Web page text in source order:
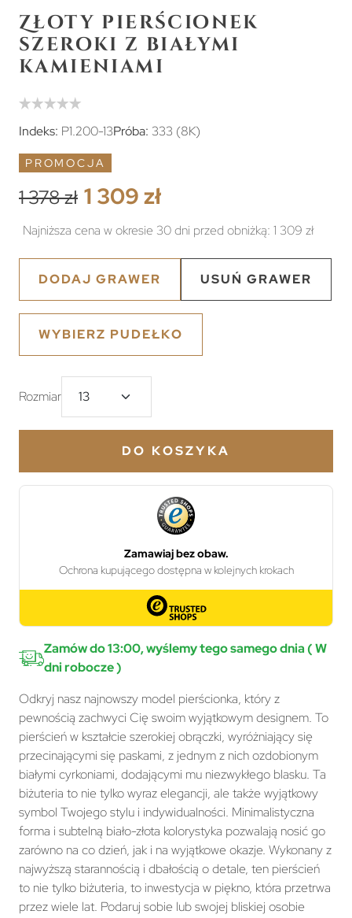
Złoty pierścionek
szeroki z białymi
kamieniami
Indeks: P1.200-13Próba: 333 (8K)
PROMOCJA
1 378 zł 1 309 zł
Najniższa cena w okresie 30 dni przed obniżką: 1 309 zł
DODAJ GRAWER USUŃ GRAWER
WYBIERZ PUDEŁKO
Rozmiar
DO KOSZYKA
Zamów do 13:00, wyślemy tego samego dnia ( W
dni robocze )
Odkryj nasz najnowszy model pierścionka, który z
pewnością zachwyci Cię swoim wyjątkowym designem. To
pierścień w kształcie szerokiej obrączki, wyróżniający się
przecinającymi się paskami, z jednym z nich ozdobionym
białymi cyrkoniami, dodającymi mu niezwykłego blasku. Ta
biżuteria to nie tylko wyraz elegancji, ale także wyjątkowy
symbol Twojego stylu i indywidualności. Minimalistyczna
forma i subtelną biało-złota kolorystyka pozwalają nosić go
zarówno na co dzień, jak i na wyjątkowe okazje. Wykonany z
najwyższą starannością i dbałością o detale, ten pierścień
to nie tylko biżuteria, to inwestycja w piękno, która przetrwa
przez wiele lat. Podaruj sobie lub swojej bliskiej osobie